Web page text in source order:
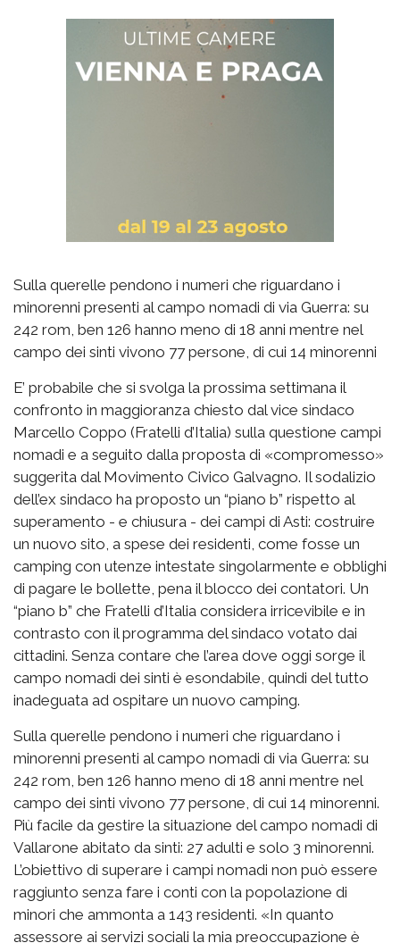
Sulla querelle pendono i numeri che riguardano i
minorenni presenti al campo nomadi di via Guerra: su
242 rom, ben 126 hanno meno di 18 anni mentre nel
campo dei sinti vivono 77 persone, di cui 14 minorenni
E’ probabile che si svolga la prossima settimana il
confronto in maggioranza chiesto dal vice sindaco
Marcello Coppo (Fratelli d’Italia) sulla questione campi
nomadi e a seguito dalla proposta di «compromesso»
suggerita dal Movimento Civico Galvagno. Il sodalizio
dell’ex sindaco ha proposto un “piano b” rispetto al
superamento - e chiusura - dei campi di Asti: costruire
un nuovo sito, a spese dei residenti, come fosse un
camping con utenze intestate singolarmente e obblighi
di pagare le bollette, pena il blocco dei contatori. Un
“piano b” che Fratelli d’Italia considera irricevibile e in
contrasto con il programma del sindaco votato dai
cittadini. Senza contare che l’area dove oggi sorge il
campo nomadi dei sinti è esondabile, quindi del tutto
inadeguata ad ospitare un nuovo camping.
Sulla querelle pendono i numeri che riguardano i
minorenni presenti al campo nomadi di via Guerra: su
242 rom, ben 126 hanno meno di 18 anni mentre nel
campo dei sinti vivono 77 persone, di cui 14 minorenni.
Più facile da gestire la situazione del campo nomadi di
Vallarone abitato da sinti: 27 adulti e solo 3 minorenni.
L’obiettivo di superare i campi nomadi non può essere
raggiunto senza fare i conti con la popolazione di
minori che ammonta a 143 residenti. «In quanto
assessore ai servizi sociali la mia preoccupazione è